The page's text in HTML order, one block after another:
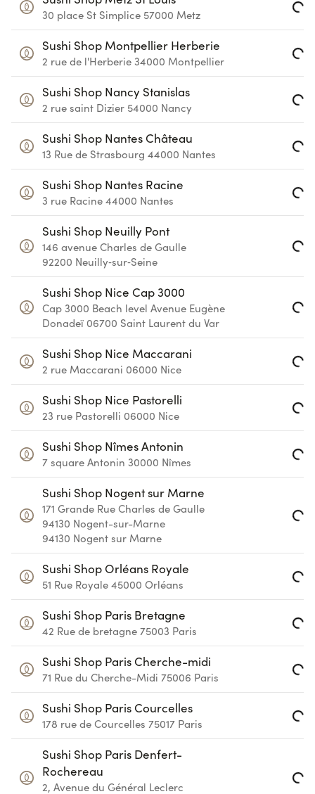
30 place St Simplice 57000 Metz Loading...
Sushi Shop Montpellier Herberie
2 rue de l'Herberie 34000 Montpellier Loading...
Sushi Shop Nancy Stanislas
2 rue saint Dizier 54000 Nancy Loading...
Sushi Shop Nantes Château
13 Rue de Strasbourg 44000 Nantes Loading...
Sushi Shop Nantes Racine
3 rue Racine 44000 Nantes Loading...
Sushi Shop Neuilly Pont
146 avenue Charles de Gaulle
92200 Neuilly‑sur‑Seine Loading...
Sushi Shop Nice Cap 3000
Cap 3000 Beach level Avenue Eugène
Donadeï 06700 Saint Laurent du Var Loading...
Sushi Shop Nice Maccarani
2 rue Maccarani 06000 Nice Loading...
Sushi Shop Nice Pastorelli
23 rue Pastorelli 06000 Nice Loading...
Sushi Shop Nîmes Antonin
7 square Antonin 30000 Nîmes Loading...
Sushi Shop Nogent sur Marne
171 Grande Rue Charles de Gaulle
94130 Nogent-sur-Marne
94130 Nogent sur Marne Loading...
Sushi Shop Orléans Royale
51 Rue Royale 45000 Orléans Loading...
Sushi Shop Paris Bretagne
42 Rue de bretagne 75003 Paris Loading...
Sushi Shop Paris Cherche-midi
71 Rue du Cherche-Midi 75006 Paris Loading...
Sushi Shop Paris Courcelles
178 rue de Courcelles 75017 Paris Loading...
Sushi Shop Paris Denfert-
Rochereau
2, Avenue du Général Leclerc